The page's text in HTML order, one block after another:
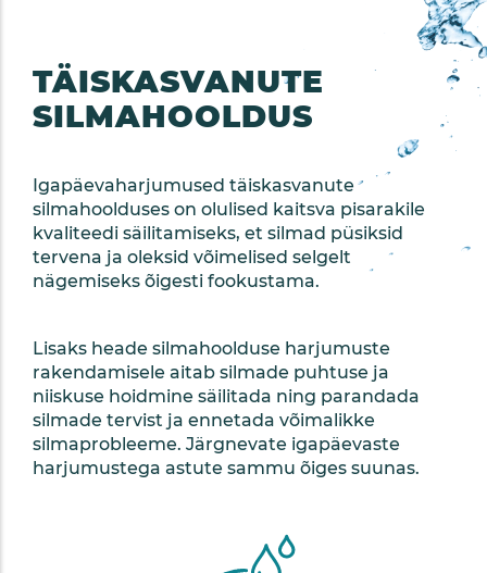
TÄISKASVANUTE
SILMAHOOLDUS
Igapäevaharjumused täiskasvanute
silmahoolduses on olulised kaitsva pisarakile
kvaliteedi säilitamiseks, et silmad püsiksid
tervena ja oleksid võimelised selgelt
nägemiseks õigesti fookustama.
Lisaks heade silmahoolduse harjumuste
rakendamisele aitab silmade puhtuse ja
niiskuse hoidmine säilitada ning parandada
silmade tervist ja ennetada võimalikke
silmaprobleeme. Järgnevate igapäevaste
harjumustega astute sammu õiges suunas.